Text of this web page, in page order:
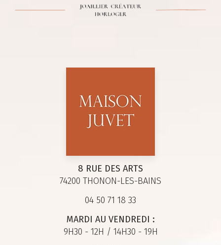
8 RUE DES ARTS
74200 THONON-LES-BAINS
04 50 71 18 33
MARDI AU VENDREDI :
9H30 - 12H / 14H30 - 19H